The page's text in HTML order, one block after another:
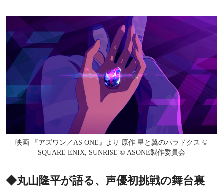
映画 『アズワン／AS ONE』より 原作 星と翼のパラドクス ©
SQUARE ENIX, SUNRISE © ASONE製作委員会
◆丸山隆平が語る、声優初挑戦の舞台裏